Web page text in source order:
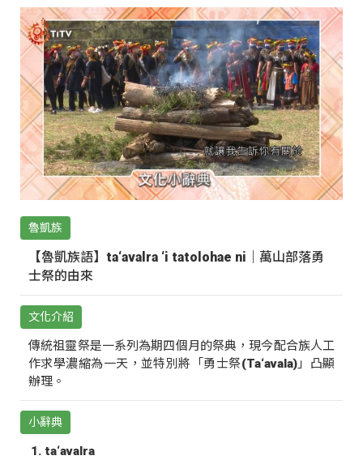
魯凱族
【魯凱族語】ta‘avalra ‘i tatolohae ni｜萬山部落勇
士祭的由來
文化介紹
傳統祖靈祭是一系列為期四個月的祭典，現今配合族人工
作求學濃縮為一天，並特別將「勇士祭(Ta‘avala)」凸顯
辦理。
小辭典
ta‘avalra